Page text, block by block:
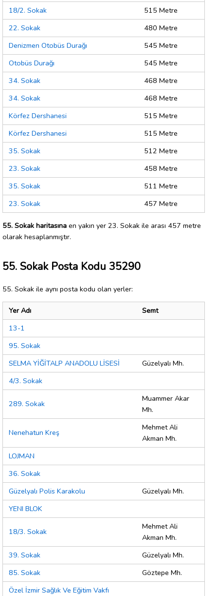
18/2. Sokak
515 Metre
22. Sokak
480 Metre
Denizmen Otobüs Durağı
545 Metre
Otobüs Durağı
545 Metre
34. Sokak
468 Metre
34. Sokak
468 Metre
Körfez Dershanesi
515 Metre
Körfez Dershanesi
515 Metre
35. Sokak
512 Metre
23. Sokak
458 Metre
35. Sokak
511 Metre
23. Sokak
457 Metre
55. Sokak haritasına en yakın yer 23. Sokak ile arası 457 metre
olarak hesaplanmıştır.
55. Sokak Posta Kodu 35290
55. Sokak ile aynı posta kodu olan yerler:
Yer Adı
Semt
13-1
95. Sokak
SELMA YİĞİTALP ANADOLU LİSESİ
Güzelyalı Mh.
4/3. Sokak
289. Sokak
Muammer Akar
Mh.
Nenehatun Kreş
Mehmet Ali
Akman Mh.
LOJMAN
36. Sokak
Güzelyalı Polis Karakolu
Güzelyalı Mh.
YENI BLOK
18/3. Sokak
Mehmet Ali
Akman Mh.
39. Sokak
Güzelyalı Mh.
85. Sokak
Göztepe Mh.
Özel İzmir Sağlık Ve Eğitim Vakfı